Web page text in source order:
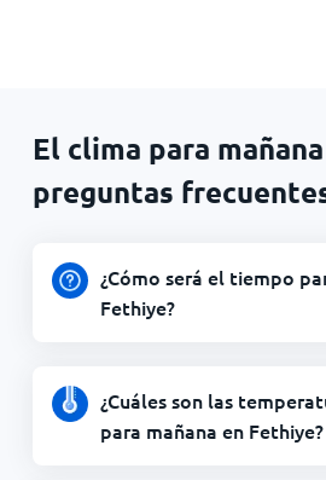
El clima para
preguntas
¿Cómo será el tiempo
Fethiye?
¿Cuáles son las
para mañana en Fethiye?